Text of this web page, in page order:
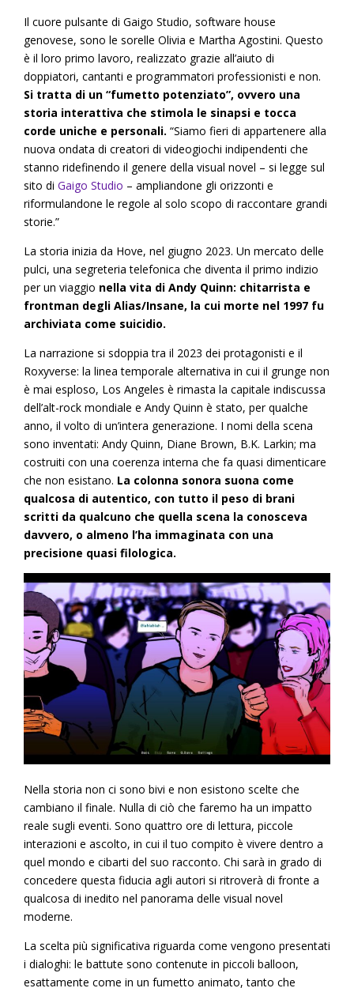
Il cuore pulsante di Gaigo Studio, software house
genovese, sono le sorelle Olivia e Martha Agostini. Questo
è il loro primo lavoro, realizzato grazie all’aiuto di
doppiatori, cantanti e programmatori professionisti e non.
Si tratta di un “fumetto potenziato”, ovvero una
storia interattiva che stimola le sinapsi e tocca
corde uniche e personali. “Siamo fieri di appartenere alla
nuova ondata di creatori di videogiochi indipendenti che
stanno ridefinendo il genere della visual novel – si legge sul
sito di Gaigo Studio – ampliandone gli orizzonti e
riformulandone le regole al solo scopo di raccontare grandi
storie.”
La storia inizia da Hove, nel giugno 2023. Un mercato delle
pulci, una segreteria telefonica che diventa il primo indizio
per un viaggio nella vita di Andy Quinn: chitarrista e
frontman degli Alias/Insane, la cui morte nel 1997 fu
archiviata come suicidio.
La narrazione si sdoppia tra il 2023 dei protagonisti e il
Roxyverse: la linea temporale alternativa in cui il grunge non
è mai esploso, Los Angeles è rimasta la capitale indiscussa
dell’alt-rock mondiale e Andy Quinn è stato, per qualche
anno, il volto di un’intera generazione. I nomi della scena
sono inventati: Andy Quinn, Diane Brown, B.K. Larkin; ma
costruiti con una coerenza interna che fa quasi dimenticare
che non esistano. La colonna sonora suona come
qualcosa di autentico, con tutto il peso di brani
scritti da qualcuno che quella scena la conosceva
davvero, o almeno l’ha immaginata con una
precisione quasi filologica.
Nella storia non ci sono bivi e non esistono scelte che
cambiano il finale. Nulla di ciò che faremo ha un impatto
reale sugli eventi. Sono quattro ore di lettura, piccole
interazioni e ascolto, in cui il tuo compito è vivere dentro a
quel mondo e cibarti del suo racconto. Chi sarà in grado di
concedere questa fiducia agli autori si ritroverà di fronte a
qualcosa di inedito nel panorama delle visual novel
moderne.
La scelta più significativa riguarda come vengono presentati
i dialoghi: le battute sono contenute in piccoli balloon,
esattamente come in un fumetto animato, tanto che